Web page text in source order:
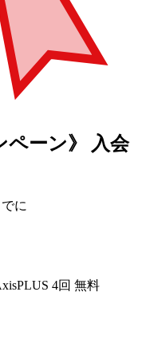
ペーン》
入会
に
4回 無料